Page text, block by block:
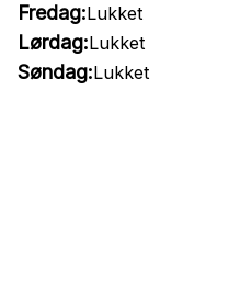
Fredag:Lukket
Lørdag:Lukket
Søndag:Lukket